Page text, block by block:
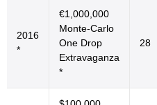
2016
*
€1,000,000
Monte-Carlo
One Drop
Extravaganza
*
28